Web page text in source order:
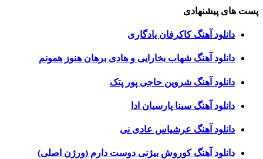
پست های پیشنهادی
دانلود آهنگ کاکرفان یادگاری
دانلود آهنگ شهاب بخارایی و هادی برهان هنوز همونم
دانلود آهنگ شروین حاجی پور پتک
دانلود آهنگ سینا پارسیان ادا
دانلود آهنگ عرشیاس عادی نی
دانلود آهنگ کوروش بیژنی دوست دارم (ورژن اصلی)